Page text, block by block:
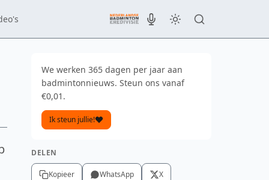
We werken 365 dagen per jaar aan
badmintonnieuws. Steun ons vanaf
€0,01.
Ik steun jullie!
DELEN
Kopieer WhatsApp X